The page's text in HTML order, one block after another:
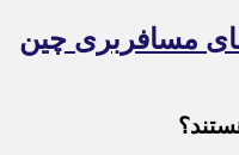
مسافربری چین